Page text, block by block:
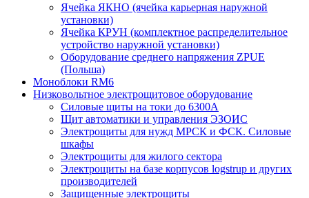
Ячейка ЯКНО (ячейка карьерная наружной
установки)
Ячейка КРУН (комплектное распределительное
устройство наружной установки)
Оборудование среднего напряжения ZPUE
(Польша)
Моноблоки RM6
Низковольтное электрощитовое оборудование
Силовые щиты на токи до 6300А
Щит автоматики и управления ЭЗОИС
Электрощиты для нужд МРСК и ФСК. Силовые
шкафы
Электрощиты для жилого сектора
Электрощиты на базе корпусов logstrup и других
производителей
Защищенные электрощиты